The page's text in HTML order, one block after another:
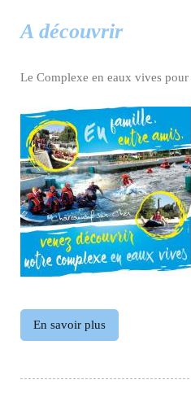
A découvrir
Le Complexe en eaux vives pour
En savoir plus